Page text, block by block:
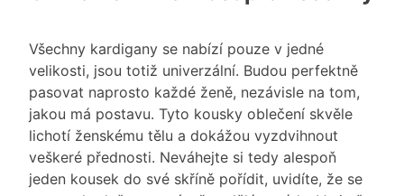
Všechny kardigany se nabízí pouze v jedné
velikosti, jsou totiž univerzální. Budou perfektně
pasovat naprosto každé ženě, nezávisle na tom,
jakou má postavu. Tyto kousky oblečení skvěle
lichotí ženskému tělu a dokážou vyzdvihnout
veškeré přednosti. Neváhejte si tedy alespoň
jeden kousek do své skříně pořídit, uvidíte, že se